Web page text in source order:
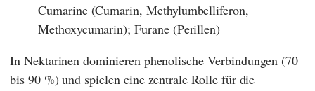
Cumarine (Cumarin, Methylumbelliferon,
Methoxycumarin); Furane (Perillen)
In Nektarinen dominieren phenolische Verbindungen (70
bis 90 %) und spielen eine zentrale Rolle für die